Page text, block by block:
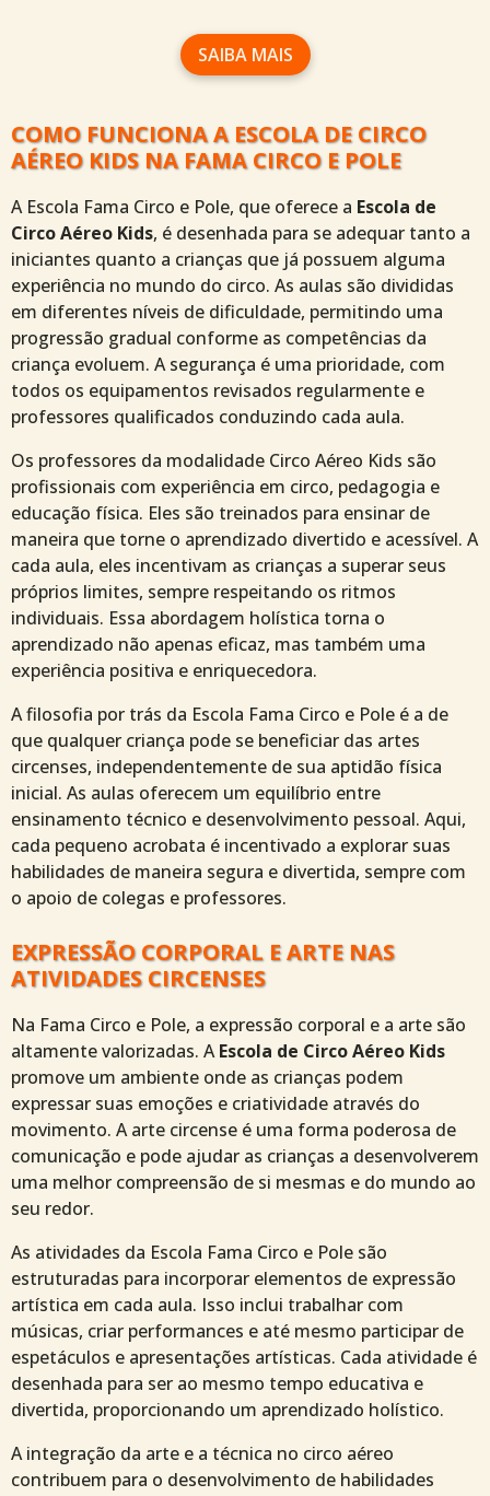
SAIBA MAIS
COMO FUNCIONA A ESCOLA DE CIRCO
AÉREO KIDS NA FAMA CIRCO E POLE
A Escola Fama Circo e Pole, que oferece a Escola de
Circo Aéreo Kids, é desenhada para se adequar tanto a
iniciantes quanto a crianças que já possuem alguma
experiência no mundo do circo. As aulas são divididas
em diferentes níveis de dificuldade, permitindo uma
progressão gradual conforme as competências da
criança evoluem. A segurança é uma prioridade, com
todos os equipamentos revisados regularmente e
professores qualificados conduzindo cada aula.
Os professores da modalidade Circo Aéreo Kids são
profissionais com experiência em circo, pedagogia e
educação física. Eles são treinados para ensinar de
maneira que torne o aprendizado divertido e acessível. A
cada aula, eles incentivam as crianças a superar seus
próprios limites, sempre respeitando os ritmos
individuais. Essa abordagem holística torna o
aprendizado não apenas eficaz, mas também uma
experiência positiva e enriquecedora.
A filosofia por trás da Escola Fama Circo e Pole é a de
que qualquer criança pode se beneficiar das artes
circenses, independentemente de sua aptidão física
inicial. As aulas oferecem um equilíbrio entre
ensinamento técnico e desenvolvimento pessoal. Aqui,
cada pequeno acrobata é incentivado a explorar suas
habilidades de maneira segura e divertida, sempre com
o apoio de colegas e professores.
EXPRESSÃO CORPORAL E ARTE NAS
ATIVIDADES CIRCENSES
Na Fama Circo e Pole, a expressão corporal e a arte são
altamente valorizadas. AEscola de Circo Aéreo Kids
promove um ambiente onde as crianças podem
expressar suas emoções e criatividade através do
movimento. A arte circense é uma forma poderosa de
comunicação e pode ajudar as crianças a desenvolverem
uma melhor compreensão de si mesmas e do mundo ao
seu redor.
As atividades da Escola Fama Circo e Pole são
estruturadas para incorporar elementos de expressão
artística em cada aula. Isso inclui trabalhar com
músicas, criar performances e até mesmo participar de
espetáculos e apresentações artísticas. Cada atividade é
desenhada para ser ao mesmo tempo educativa e
divertida, proporcionando um aprendizado holístico.
A integração da arte e a técnica no circo aéreo
contribuem para o desenvolvimento de habilidades